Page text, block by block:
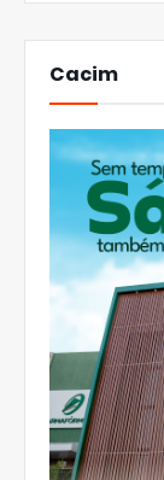
Cacim